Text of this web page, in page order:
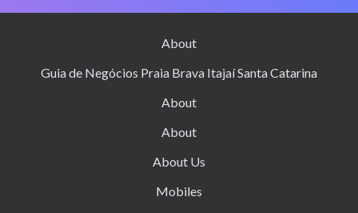
About
Guia de Negócios Praia Brava Itajaí Santa Catarina
About
About
About Us
Mobiles